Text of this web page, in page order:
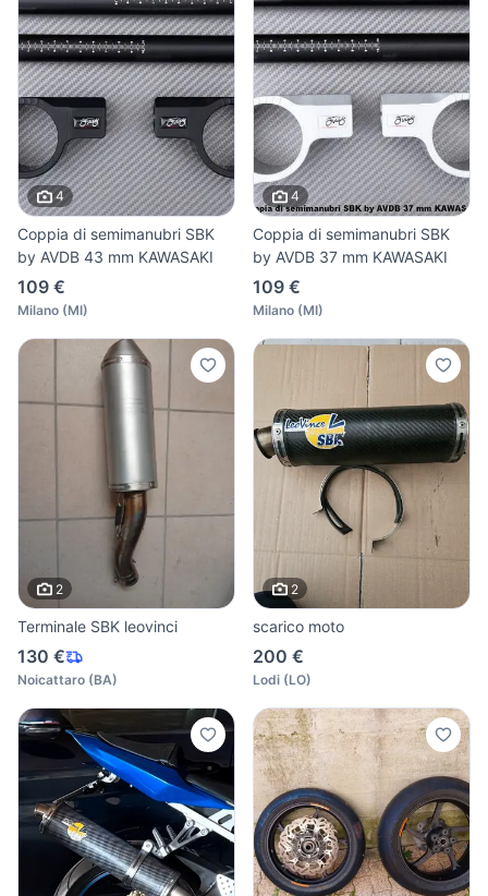
4
Coppia di semimanubri SBK
by AVDB 43 mm KAWASAKI
109 €
Milano (MI)
4
Coppia di semimanubri SBK
by AVDB 37 mm KAWASAKI
109 €
Milano (MI)
2
Terminale SBK leovinci
130 €
Noicattaro (BA)
2
scarico moto
200 €
Lodi (LO)